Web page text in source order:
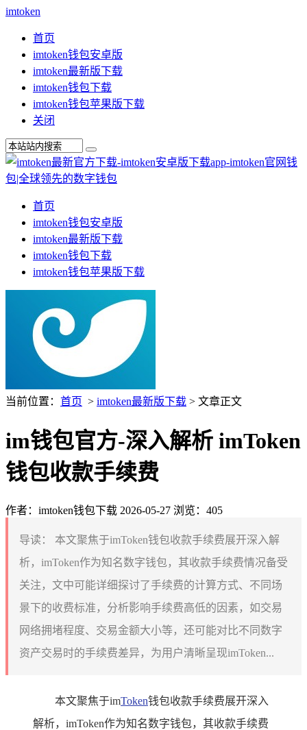
imtoken
首页
imtoken钱包安卓版
imtoken最新版下载
imtoken钱包下载
imtoken钱包苹果版下载
关闭
首页
imtoken钱包安卓版
imtoken最新版下载
imtoken钱包下载
imtoken钱包苹果版下载
当前位置： 首页 > imtoken最新版下载 > 文章正文
im钱包官方-深入解析 imToken
钱包收款手续费
作者：imtoken钱包下载 2026-05-27 浏览：405
导读：
本文聚焦于imToken钱包收款手续费展开深入解
析，imToken作为知名数字钱包，其收款手续费情况备受
关注，文中可能详细探讨了手续费的计算方式、不同场
景下的收费标准，分析影响手续费高低的因素，如交易
网络拥堵程度、交易金额大小等，还可能对比不同数字
资产交易时的手续费差异，为用户清晰呈现imToken...
本文聚焦于imToken钱包收款手续费展开深入
解析，imToken作为知名数字钱包，其收款手续费